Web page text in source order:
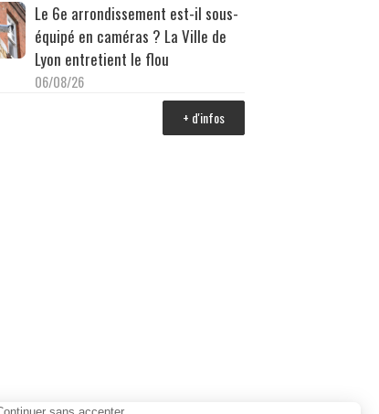
Le 6e arrondissement est-il sous-
équipé en caméras ? La Ville de
Lyon entretient le flou
06/08/26
+ d'infos